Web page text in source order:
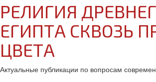
РЕЛИГИЯ
ЕГИПТА СКВОЗЬ
ЦВЕТА
Актуальные публикации по вопросам